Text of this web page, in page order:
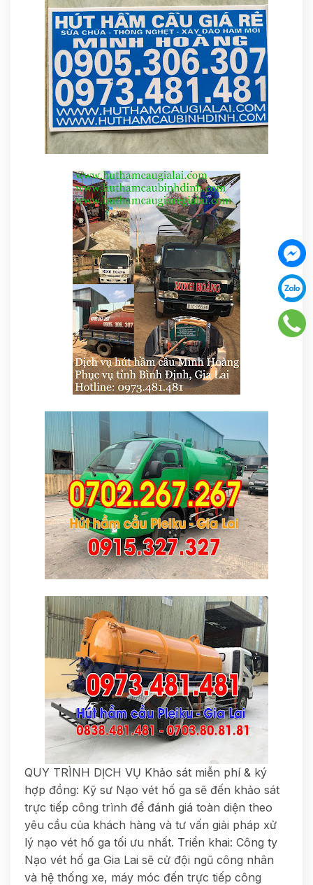
QUY TRÌNH DỊCH VỤ Khảo sát miễn phí & ký
hợp đồng: Kỹ sư Nạo vét hố ga sẽ đến khảo sát
trực tiếp công trình để đánh giá toàn diện theo
yêu cầu của khách hàng và tư vấn giải pháp xử
lý nạo vét hố ga tối ưu nhất. Triển khai: Công ty
Nạo vét hố ga Gia Lai sẽ cử đội ngũ công nhân
và hệ thống xe, máy móc đến trực tiếp công